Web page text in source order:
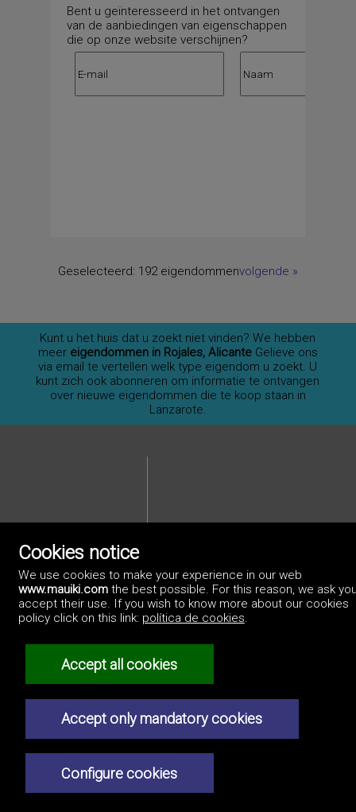
Bent u geïnteresseerd in het ontvangen
van de aanbiedingen van eigenschappen
die op onze website verschijnen?
Geselecteerd: 192 eigendommenvolgende »
Kunt u het huis dat u zoekt niet vinden? We hebben
meer eigendommen in Rojales, Alicante Gelieve ons
via email te vertellen welk type eigendom u zoekt. U
kunt zich ook abonneren om informatie te ontvangen
over nieuwe eigendommen die te koop staan in
Lanzarote.
Privacybeleid
Cookies notice
We use cookies to make your experience in our web
www.mauiki.comthe best possible. For this reason, we ask
accept their use. If you wish to know more about our cookies
policy click on this link: política de cookies.
Accept all cookies
Accept only mandatory cookies
Configure cookies